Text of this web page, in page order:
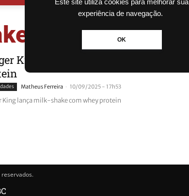
experiência de navegação.
OK
King lança milk-shake com whey
Matheus Ferreira - 10/09/2025 - 17h53
King lança milk-shake com whey protein